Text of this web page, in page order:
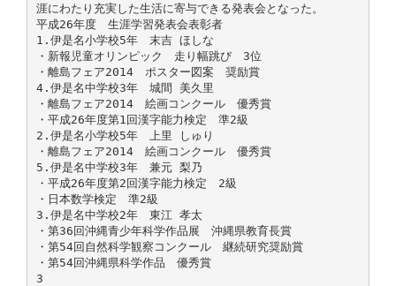
涯にわたり充実した生活に寄与できる発表会となった。
平成26年度 生涯学習発表会表彰者
1.伊是名小学校5年 末吉 ほしな
・新報児童オリンピック 走り幅跳び 3位
・離島フェア2014 ポスター図案 奨励賞
4.伊是名中学校3年 城間 美久里
・離島フェア2014 絵画コンクール 優秀賞
・平成26年度第1回漢字能力検定 準2級
2.伊是名小学校5年 上里 しゅり
・離島フェア2014 絵画コンクール 優秀賞
5.伊是名中学校3年 兼元 梨乃
・平成26年度第2回漢字能力検定 2級
・日本数学検定 準2級
3.伊是名中学校2年 東江 孝太
・第36回沖縄青少年科学作品展 沖縄県教育長賞
・第54回自然科学観察コンクール 継続研究奨励賞
・第54回沖縄県科学作品 優秀賞
3